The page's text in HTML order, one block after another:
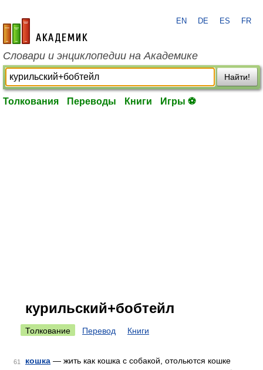
academic.ru
EN DE ES FR
Словари и энциклопедии на Академике
Найти!
Толкования Переводы Книги Игры ⚽
курильский+бобтейл
Толкование Перевод Книги
61 кошка — жить как кошка с собакой, отольются кошке